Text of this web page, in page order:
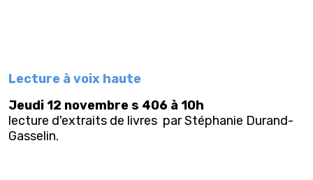
Lecture à voix haute
Jeudi 12 novembre s 406 à 10h
lecture d'extraits de livres parStéphanie Durand-
Gasselin.